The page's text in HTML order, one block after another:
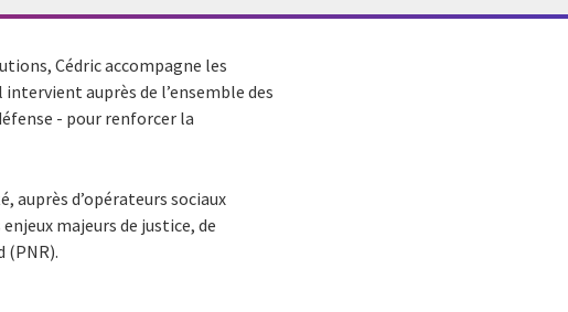
Cédric accompagne les
auprès de l’ensemble des
- pour renforcer la
auprès d’opérateurs sociaux
majeurs de justice, de
(PNR).